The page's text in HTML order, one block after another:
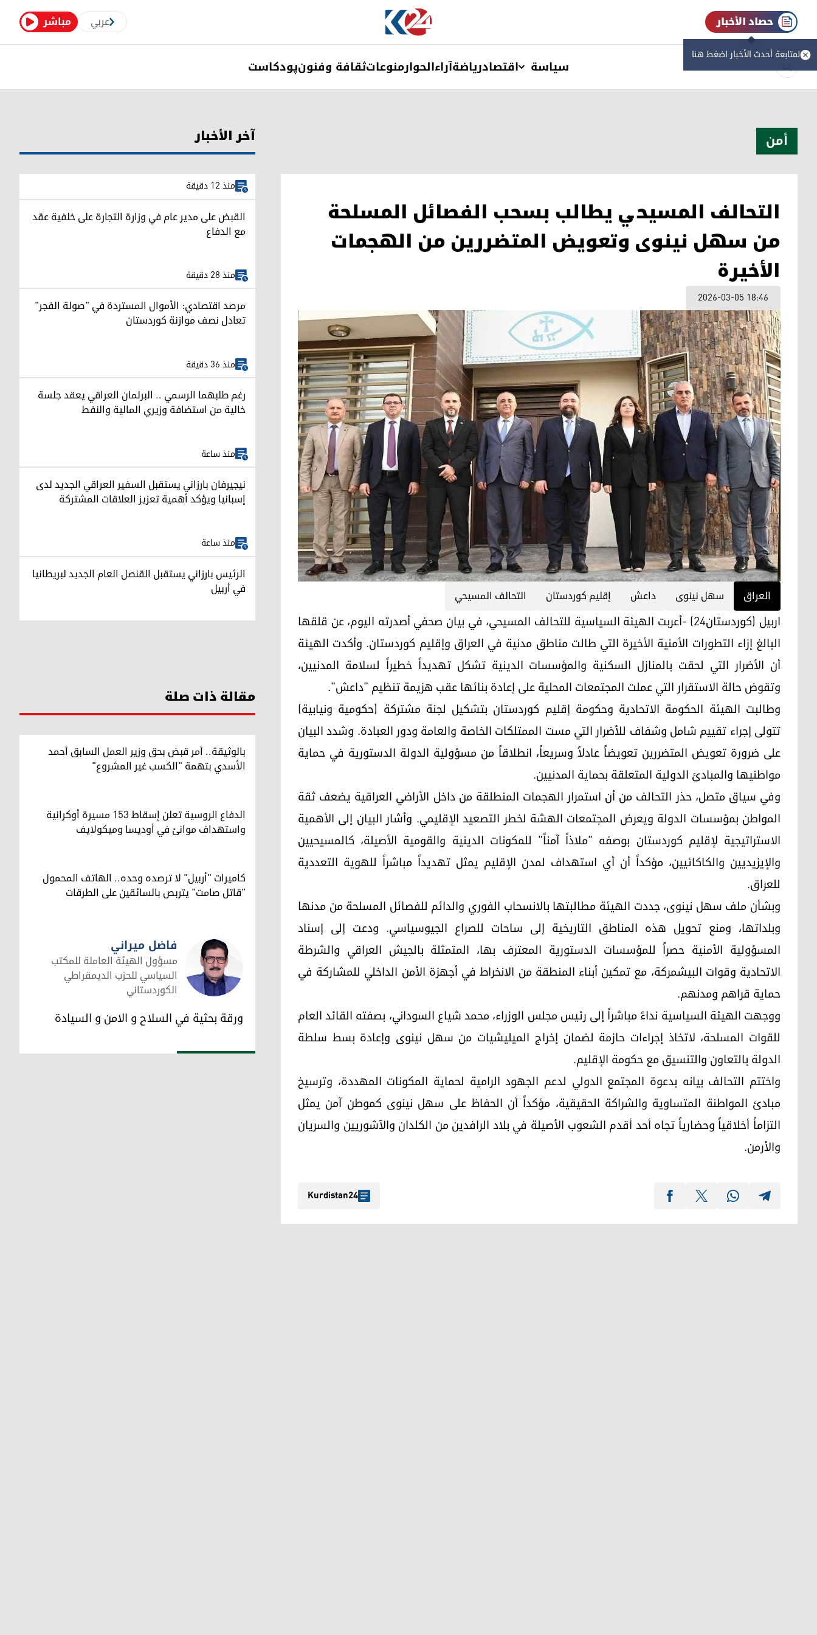
مباشر عربي حصاد الأخبار
لمتابعة أحدث الأخبار اضغط هنا
سیاسة اقتصادریاضةآراءالحوارمنوعاتثقافة وفنونپودکاست
أمن
التحالف المسيحي يطالب بسحب الفصائل المسلحة
من سهل نينوى وتعويض المتضررين من الهجمات
الأخيرة
2026-03-05 18:46
العراق سهل نينوى داعش إقليم كوردستان التحالف المسيحي
اربيل (كوردستان24) -أعربت الهيئة السياسية للتحالف المسيحي، في بيان صحفي أصدرته اليوم، عن قلقها
البالغ إزاء التطورات الأمنية الأخيرة التي طالت مناطق مدنية في العراق وإقليم كوردستان. وأكدت الهيئة
أن الأضرار التي لحقت بالمنازل السكنية والمؤسسات الدينية تشكل تهديداً خطيراً لسلامة المدنيين،
وتقوض حالة الاستقرار التي عملت المجتمعات المحلية على إعادة بنائها عقب هزيمة تنظيم "داعش".
وطالبت الهيئة الحكومة الاتحادية وحكومة إقليم كوردستان بتشكيل لجنة مشتركة (حكومية ونيابية)
تتولى إجراء تقييم شامل وشفاف للأضرار التي مست الممتلكات الخاصة والعامة ودور العبادة. وشدد البيان
على ضرورة تعويض المتضررين تعويضاً عادلاً وسريعاً، انطلاقاً من مسؤولية الدولة الدستورية في حماية
مواطنيها والمبادئ الدولية المتعلقة بحماية المدنيين.
وفي سياق متصل، حذر التحالف من أن استمرار الهجمات المنطلقة من داخل الأراضي العراقية يضعف ثقة
المواطن بمؤسسات الدولة ويعرض المجتمعات الهشة لخطر التصعيد الإقليمي. وأشار البيان إلى الأهمية
الاستراتيجية لإقليم كوردستان بوصفه "ملاذاً آمناً" للمكونات الدينية والقومية الأصيلة، كالمسيحيين
والإيزيديين والكاكائيين، مؤكداً أن أي استهداف لمدن الإقليم يمثل تهديداً مباشراً للهوية التعددية
للعراق.
وبشأن ملف سهل نينوى، جددت الهيئة مطالبتها بالانسحاب الفوري والدائم للفصائل المسلحة من مدنها
وبلداتها، ومنع تحويل هذه المناطق التاريخية إلى ساحات للصراع الجيوسياسي. ودعت إلى إسناد
المسؤولية الأمنية حصراً للمؤسسات الدستورية المعترف بها، المتمثلة بالجيش العراقي والشرطة
الاتحادية وقوات البيشمركة، مع تمكين أبناء المنطقة من الانخراط في أجهزة الأمن الداخلي للمشاركة في
حماية قراهم ومدنهم.
ووجهت الهيئة السياسية نداءً مباشراً إلى رئيس مجلس الوزراء، محمد شياع السوداني، بصفته القائد العام
للقوات المسلحة، لاتخاذ إجراءات حازمة لضمان إخراج الميليشيات من سهل نينوى وإعادة بسط سلطة
الدولة بالتعاون والتنسيق مع حكومة الإقليم.
واختتم التحالف بيانه بدعوة المجتمع الدولي لدعم الجهود الرامية لحماية المكونات المهددة، وترسيخ
مبادئ المواطنة المتساوية والشراكة الحقيقية، مؤكداً أن الحفاظ على سهل نينوى كموطن آمن يمثل
التزاماً أخلاقياً وحضارياً تجاه أحد أقدم الشعوب الأصيلة في بلاد الرافدين من الكلدان والآشوريين والسريان
والأرمن.
Kurdistan24
آخر الأخبار
منذ 12 دقيقة
القبض على مدير عام في وزارة التجارة على خلفية عقد
مع الدفاع
منذ 28 دقيقة
مرصد اقتصادي: الأموال المستردة في "صولة الفجر"
تعادل نصف موازنة كوردستان
منذ 36 دقيقة
رغم طلبهما الرسمي .. البرلمان العراقي يعقد جلسة
خالية من استضافة وزيري المالية والنفط
منذ ساعة
نيجيرفان بارزاني يستقبل السفير العراقي الجديد لدى
إسبانيا ويؤكد أهمية تعزيز العلاقات المشتركة
منذ ساعة
الرئيس بارزاني يستقبل القنصل العام الجديد لبريطانيا
في أربيل
مقالة ذات صلة
بالوثيقة.. أمر قبض بحق وزير العمل السابق أحمد
الأسدي بتهمة "الكسب غير المشروع"
الدفاع الروسية تعلن إسقاط 153 مسيرة أوكرانية
واستهداف موانئ في أوديسا وميكولايف
كاميرات "أربيل" لا ترصده وحده.. الهاتف المحمول
"قاتل صامت" يتربص بالسائقين على الطرقات
فاضل ميراني
فاضل ميراني
مسؤول الهيئة العاملة للمكتب
السياسي للحزب الديمقراطي
الكوردستاني
ورقة بحثية في السلاح و الامن و السيادة